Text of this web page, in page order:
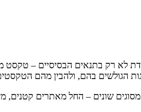
לא רק בתנאים הבסיסיים – טקסט
הגולשים בהם, ולהבין מהם
שונים – החל מאתרים קטנים,